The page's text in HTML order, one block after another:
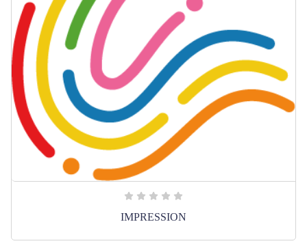
IMPRESSION